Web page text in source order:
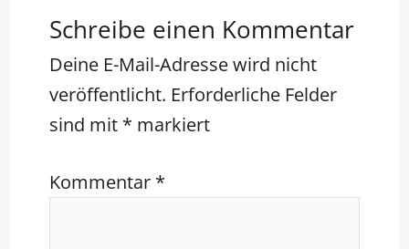
Schreibe einen Kommentar
Deine E-Mail-Adresse wird nicht
veröffentlicht. Erforderliche Felder
sind mit * markiert
Kommentar *